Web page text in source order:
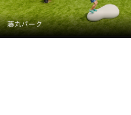
TAVERY WALKER ワン・フクオカ・ビ
藤丸パーク
RYUBO FOOD HALL
浜松町ネオ横丁
GLION ARENA KOBE